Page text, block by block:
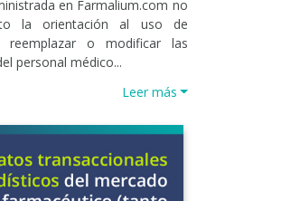
en Farmalium.com no
la orientación al uso de
reemplazar o modificar las
personal médico...
Leer más